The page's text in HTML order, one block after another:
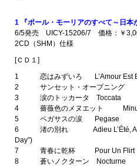
1 『ポール・モーリアのすべて～日本
6/5発売 UICY-15206/7 価格：￥
2CD（SHM）仕様
[ＣＤ１]
1 恋はみずいろ L’Amour Est
2 サンセット・オープニング
3 涙のトッカータ Toccata
4 薔薇色のメヌエット
5 ペガサスの涙 Pegase
6 渚の別れ Adieu L’Été, Adieu
Day”)
7 青春に乾杯 Pour Un Flirt
8 蒼いノクターン Nocturne